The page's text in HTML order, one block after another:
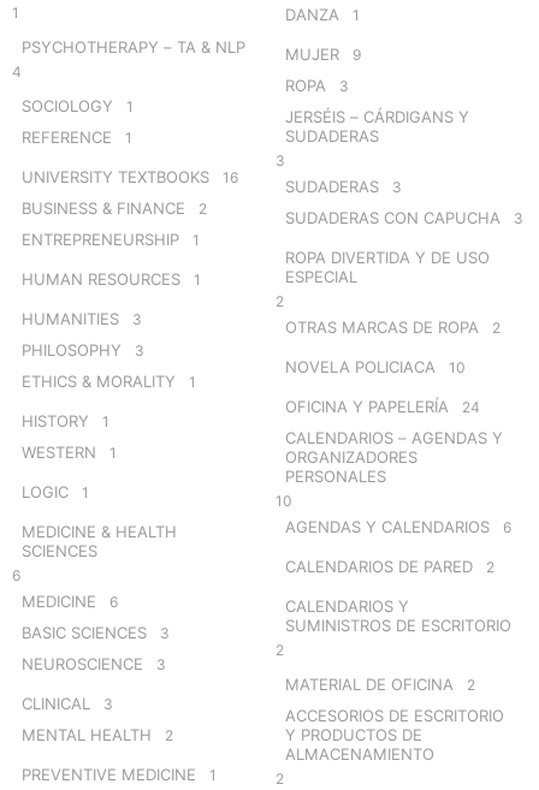
1
PSYCHOTHERAPY – TA & NLP
4
SOCIOLOGY 1
REFERENCE 1
UNIVERSITY TEXTBOOKS 16
BUSINESS & FINANCE 2
ENTREPRENEURSHIP 1
HUMAN RESOURCES 1
HUMANITIES 3
PHILOSOPHY 3
ETHICS & MORALITY 1
HISTORY 1
WESTERN 1
LOGIC 1
MEDICINE & HEALTH
SCIENCES
6
MEDICINE 6
BASIC SCIENCES 3
NEUROSCIENCE 3
CLINICAL 3
MENTAL HEALTH 2
PREVENTIVE MEDICINE 1
DANZA 1
MUJER 9
ROPA 3
JERSÉIS – CÁRDIGANS Y
SUDADERAS
3
SUDADERAS 3
SUDADERAS CON CAPUCHA 3
ROPA DIVERTIDA Y DE USO
ESPECIAL
2
OTRAS MARCAS DE ROPA 2
NOVELA POLICIACA 10
OFICINA Y PAPELERÍA 24
CALENDARIOS – AGENDAS Y
ORGANIZADORES
PERSONALES
10
AGENDAS Y CALENDARIOS 6
CALENDARIOS DE PARED 2
CALENDARIOS Y
SUMINISTROS DE ESCRITORIO
2
MATERIAL DE OFICINA 2
ACCESORIOS DE ESCRITORIO
Y PRODUCTOS DE
ALMACENAMIENTO
2